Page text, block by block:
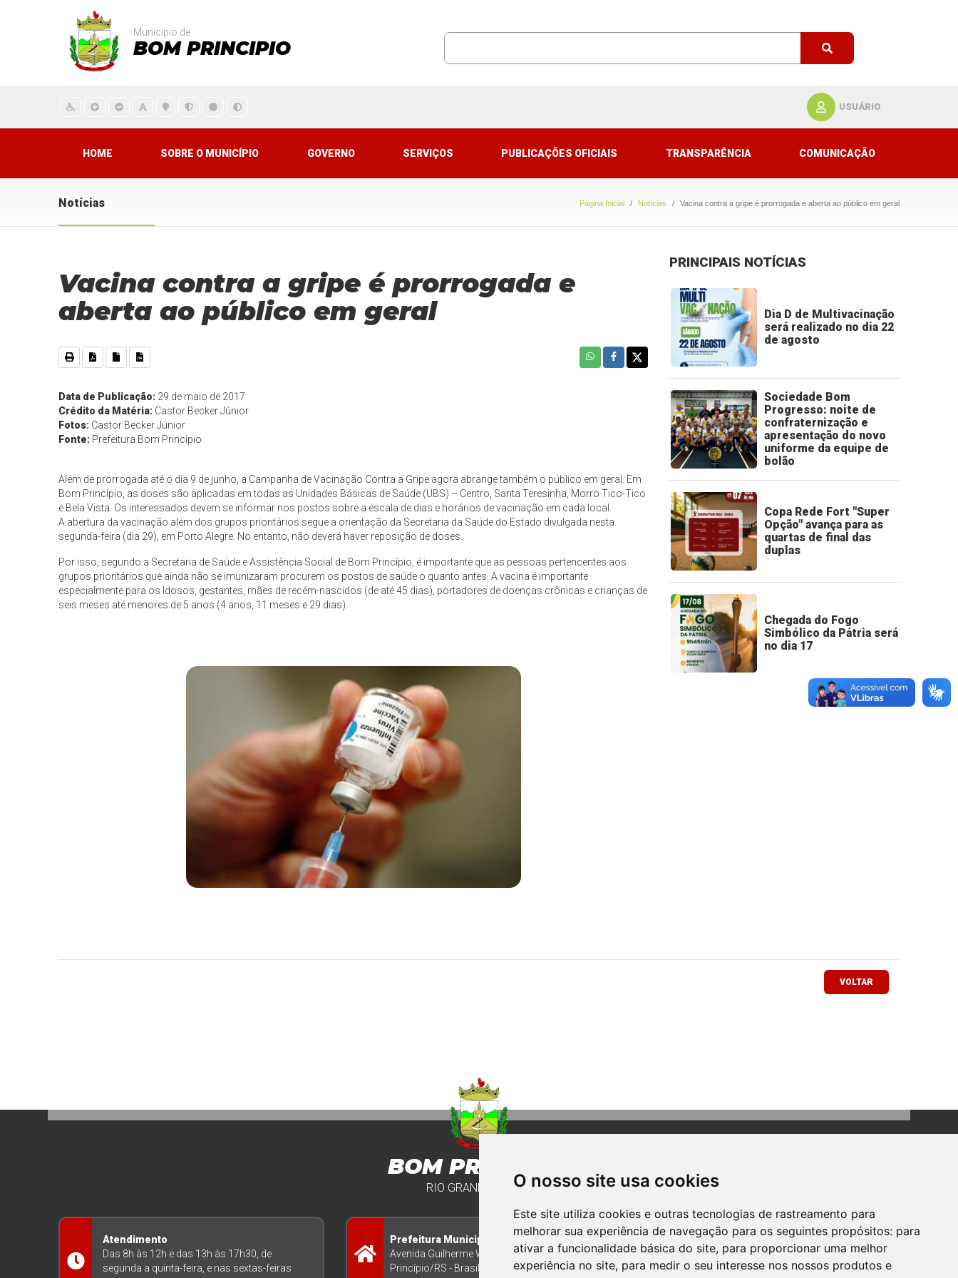
O nosso site usa cookies
Este site utiliza cookies e outras tecnologias de rastreamento para
melhorar sua experiência de navegação para os seguintes propósitos: para
ativar a funcionalidade básica do site, para proporcionar uma melhor
experiência no site, para medir o seu interesse nos nossos produtos e
Município de
BOM PRINCIPIO
USUÁRIO
HOME SOBRE O MUNICÍPIO GOVERNO SERVIÇOS PUBLICAÇÕES OFICIAIS TRANSPARÊNCIA COMUNICAÇÃO
Notícias Página Inicial Notícias Vacina contra a gripe é prorrogada e aberta ao público em geral
Vacina contra a gripe é prorrogada e
aberta ao público em geral
Data de Publicação: 29 de maio de 2017
Crédito da Matéria: Castor Becker Júnior
Fotos: Castor Becker Júnior
Fonte: Prefeitura Bom Princípio
Além de prorrogada até o dia 9 de junho, a Campanha de Vacinação Contra a Gripe agora abrange também o público em geral. Em
Bom Princípio, as doses são aplicadas em todas as Unidades Básicas de Saúde (UBS) – Centro, Santa Teresinha, Morro Tico-Tico
e Bela Vista. Os interessados devem se informar nos postos sobre a escala de dias e horários de vacinação em cada local.
A abertura da vacinação além dos grupos prioritários segue a orientação da Secretaria da Saúde do Estado divulgada nesta
segunda-feira (dia 29), em Porto Alegre. No entanto, não deverá haver reposição de doses.
Por isso, segundo a Secretaria de Saúde e Assistência Social de Bom Princípio, é importante que as pessoas pertencentes aos
grupos prioritários que ainda não se imunizaram procurem os postos de saúde o quanto antes. A vacina é importante
especialmente para os Idosos, gestantes, mães de recém-nascidos (de até 45 dias), portadores de doenças crônicas e crianças de
seis meses até menores de 5 anos (4 anos, 11 meses e 29 dias).
PRINCIPAIS NOTÍCIAS
Dia D de Multivacinação
será realizado no dia 22
de agosto
Sociedade Bom
Progresso: noite de
confraternização e
apresentação do novo
uniforme da equipe de
bolão
Copa Rede Fort "Super
Opção" avança para as
quartas de final das
duplas
Chegada do Fogo
Simbólico da Pátria será
no dia 17
VOLTAR
BOM PRINCIPIO
RIO GRANDE DO SUL
Atendimento
Das 8h às 12h e das 13h às 17h30, de
segunda a quinta-feira, e nas sextas-feiras
Prefeitura Municipal
Avenida Guilherme Winter 65 - Centro Bom
Princípio/RS - Brasil CEP 95765-000
Contato
Telefone: (51) 3634-8100
Email:gabinete@bomprincipio.rs.gov.br